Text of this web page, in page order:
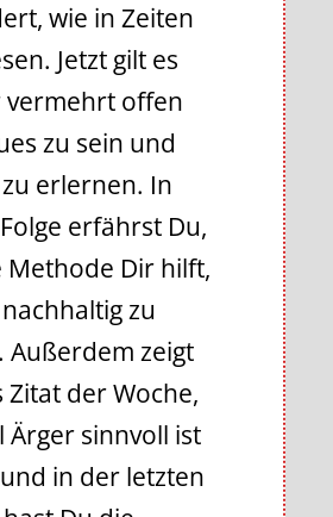
wie in Zeiten
Jetzt gilt es
vermehrt offen
zu sein und
erlernen. In
erfährst Du,
Methode Dir hilft,
zu
Außerdem zeigt
Zitat der Woche,
Ärger sinnvoll ist
in der letzten